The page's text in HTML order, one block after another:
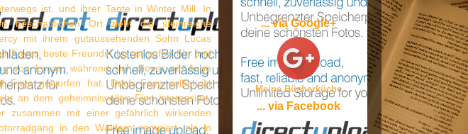
ist, und ihrer Tante in Winter Mill. In
beschaulichen Ort zieht die steinreiche
mit ihrem gutaussehenden Sohn Lucas
Fayes beste Freundin Liz ist sofort hin und
von Lucas, während sich dieser ein Auge
Faye geworfen hat. Doch Faye selbst ist
an dem geheimnisvollen Finn interessiert,
zusammen mit einer gefährlich wirkenden
in den Wäldern campiert, als in
... via Google+
Meine Bücherküche
... via Facebook